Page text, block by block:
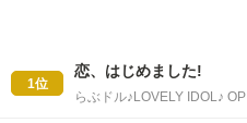
1位
恋、はじめました!
らぶドル♪LOVELY IDOL♪ OP